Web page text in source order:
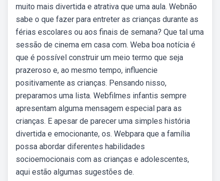
muito mais divertida e atrativa que uma aula. Webnão
sabe o que fazer para entreter as crianças durante as
férias escolares ou aos finais de semana? Que tal uma
sessão de cinema em casa com. Weba boa notícia é
que é possível construir um meio termo que seja
prazeroso e, ao mesmo tempo, influencie
positivamente as crianças. Pensando nisso,
preparamos uma lista. Webfilmes infantis sempre
apresentam alguma mensagem especial para as
crianças. E apesar de parecer uma simples história
divertida e emocionante, os. Webpara que a família
possa abordar diferentes habilidades
socioemocionais com as crianças e adolescentes,
aqui estão algumas sugestões de.